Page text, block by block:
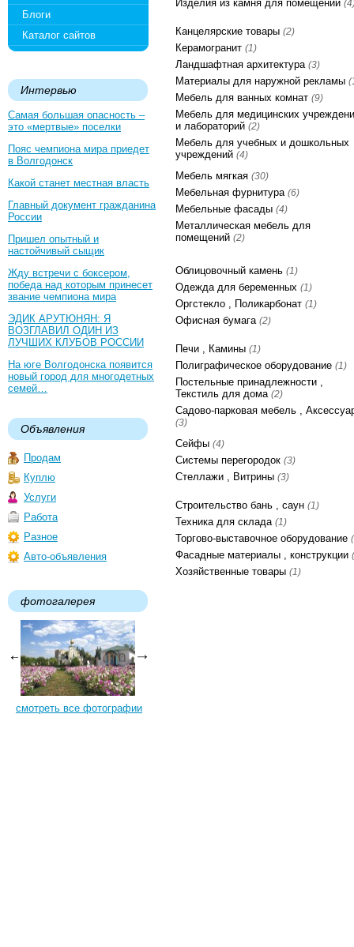
Блоги
Каталог сайтов
Интервью
Самая большая опасность –
это «мертвые» поселки
Пояс чемпиона мира приедет
в Волгодонск
Какой станет местная власть
Главный документ гражданина
России
Пришел опытный и
настойчивый сыщик
Жду встречи с боксером,
победа над которым принесет
звание чемпиона мира
ЭДИК АРУТЮНЯН: Я
ВОЗГЛАВИЛ ОДИН ИЗ
ЛУЧШИХ КЛУБОВ РОССИИ
На юге Волгодонска появится
новый город для многодетных
семей…
Объявления
Продам
Куплю
Услуги
Работа
Разное
Авто-объявления
фотогалерея
смотреть все фотографии
Изделия из камня для помещений
Канцелярские товары (2)
Керамогранит (1)
Ландшафтная архитектура (3)
Материалы для наружной рекламы
Мебель для ванных комнат (9)
Мебель для медицинских
и лабораторий (2)
Мебель для учебных и дошкольных
учреждений (4)
Мебель мягкая (30)
Мебельная фурнитура (6)
Мебельные фасады (4)
Металлическая мебель для
помещений (2)
Облицовочный камень (1)
Одежда для беременных (1)
Оргстекло , Поликарбонат (1)
Офисная бумага (2)
Печи , Камины (1)
Полиграфическое оборудование (1)
Постельные принадлежности ,
Текстиль для дома (2)
Садово-парковая мебель ,
(3)
Сейфы (4)
Системы перегородок (3)
Стеллажи , Витрины (3)
Строительство бань , саун (1)
Техника для склада (1)
Торгово-выставочное оборудование
Фасадные материалы , конструкции
Хозяйственные товары (1)